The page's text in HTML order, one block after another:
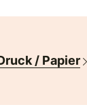
/ Papier